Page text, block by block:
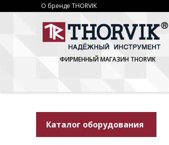
О бренде THORVIK
ФИРМЕННЫЙ МАГАЗИН THORVIK
Каталог оборудования